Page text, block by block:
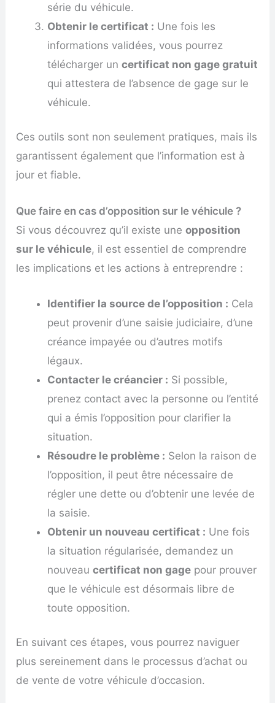
série du véhicule.
Obtenir le certificat : Une fois les
informations validées, vous pourrez
télécharger uncertificat non gage gratuit
qui attestera de l’absence de gage sur le
véhicule.
Ces outils sont non seulement pratiques, mais ils
garantissent également que l’information est à
jour et fiable.
Que faire en cas d’opposition sur le véhicule ?
Si vous découvrez qu’il existe uneopposition
sur le véhicule, il est essentiel de comprendre
les implications et les actions à entreprendre :
Identifier la source de l’opposition : Cela
peut provenir d’une saisie judiciaire, d’une
créance impayée ou d’autres motifs
légaux.
Contacter le créancier : Si possible,
prenez contact avec la personne ou l’entité
qui a émis l’opposition pour clarifier la
situation.
Résoudre le problème : Selon la raison de
l’opposition, il peut être nécessaire de
régler une dette ou d’obtenir une levée de
la saisie.
Obtenir un nouveau certificat : Une fois
la situation régularisée, demandez un
nouveaucertificat non gage pour prouver
que le véhicule est désormais libre de
toute opposition.
En suivant ces étapes, vous pourrez naviguer
plus sereinement dans le processus d’achat ou
de vente de votre véhicule d’occasion.